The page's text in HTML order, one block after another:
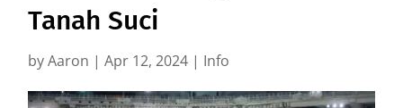
Tanah Suci
byAaron |Apr 12, 2024 | Info